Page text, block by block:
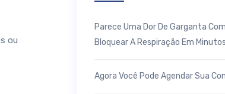
ou
Parece Uma Dor De Garganta
Bloquear A Respiração Em
Agora Você Pode Agendar Sua